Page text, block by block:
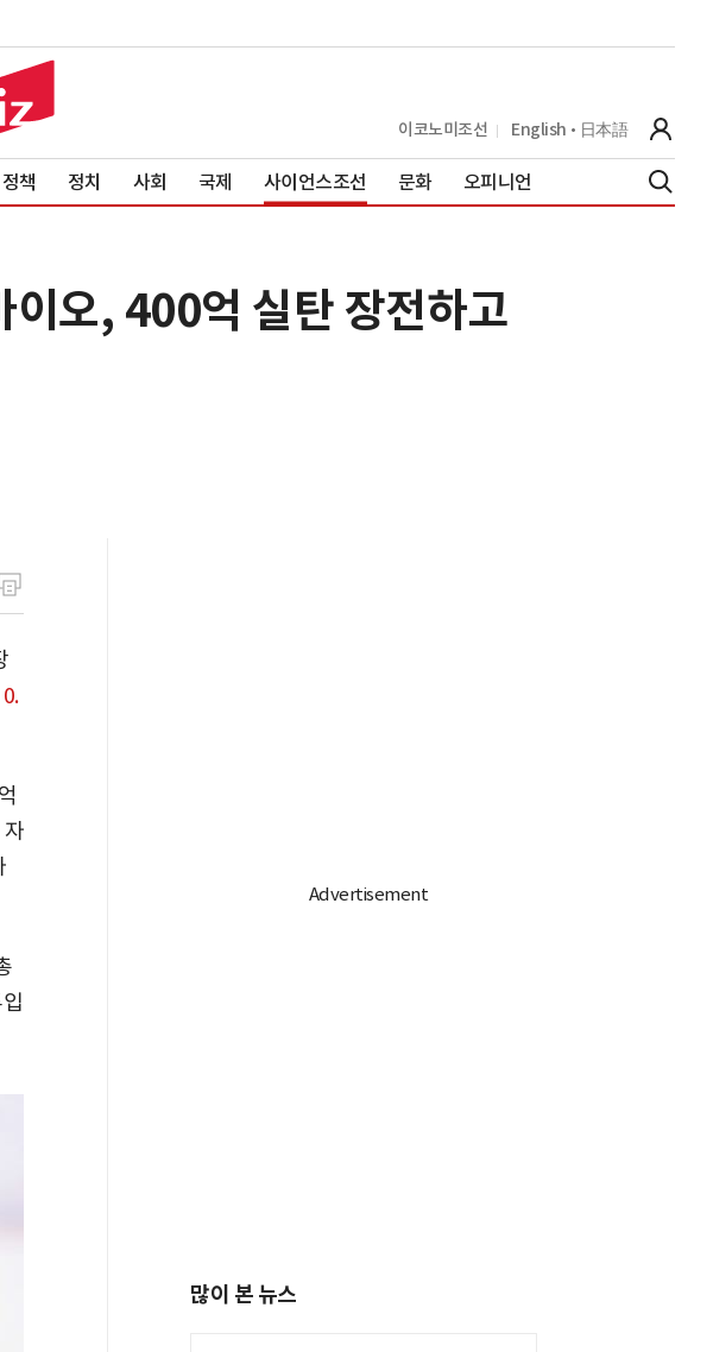
이코노미조선 English 日本語
정책 정치 사회 국제 사이언스조선 문화 오피니언
오, 400억 실탄 장전하고
많이 본 뉴스